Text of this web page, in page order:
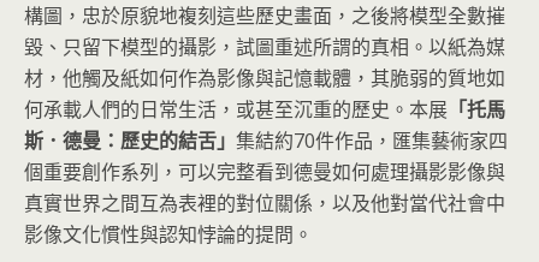
構圖，忠於原貌地複刻這些歷史畫面，之後將模型全數摧
毀、只留下模型的攝影，試圖重述所謂的真相。以紙為媒
材，他觸及紙如何作為影像與記憶載體，其脆弱的質地如
何承載人們的日常生活，或甚至沉重的歷史。本展 「托馬
斯．德曼：歷史的結舌」 集結約70件作品，匯集藝術家四
個重要創作系列，可以完整看到德曼如何處理攝影影像與
真實世界之間互為表裡的對位關係，以及他對當代社會中
影像文化慣性與認知悖論的提問。